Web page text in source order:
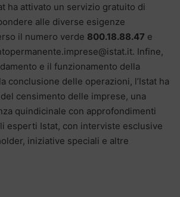
ha attivato un servizio gratuito di
alle diverse esigenze
il numero verde 800.18.88.47 e
Infine,
e il funzionamento della
conclusione delle operazioni, l’Istat ha
censimento delle imprese, una
quindicinale con approfondimenti
esperti Istat, con interviste esclusive
iniziative speciali e altre